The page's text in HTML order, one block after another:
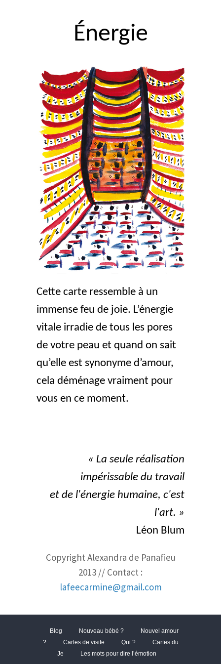
Énergie
Cette carte ressemble à un
immense feu de joie. L’énergie
vitale irradie de tous les pores
de votre peau et quand on sait
qu’elle est synonyme d’amour,
cela déménage vraiment pour
vous en ce moment.
« La seule réalisation
impérissable du travail
et de l'énergie humaine, c'est
l'art. »
Léon Blum
Copyright Alexandra de Panafieu
2013 // Contact :
lafeecarmine@gmail.com
Blog Nouveau bébé ?
Nouvel amour
?
Cartes de visite Qui ?
Cartes du
Je
Les mots pour dire l’émotion